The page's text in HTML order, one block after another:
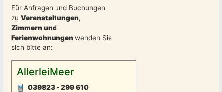
Für Anfragen und Buchungen
zuVeranstaltungen,
Zimmern und
Ferienwohnungenwenden Sie
sich bitte an:
AllerleiMeer
039823 - 299 610